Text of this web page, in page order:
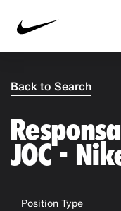
Back to Search
JOC -
Position Type